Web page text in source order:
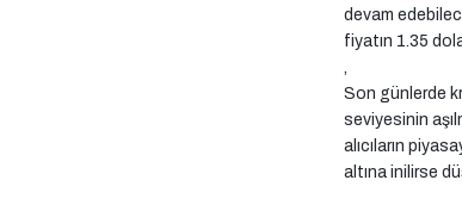
devam
fiyatın 1.35
Son günlerde
seviyesinin
alıcıların
altına inilirse